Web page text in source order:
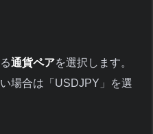
通貨ペアを選択します。
場合は「USDJPY」を選